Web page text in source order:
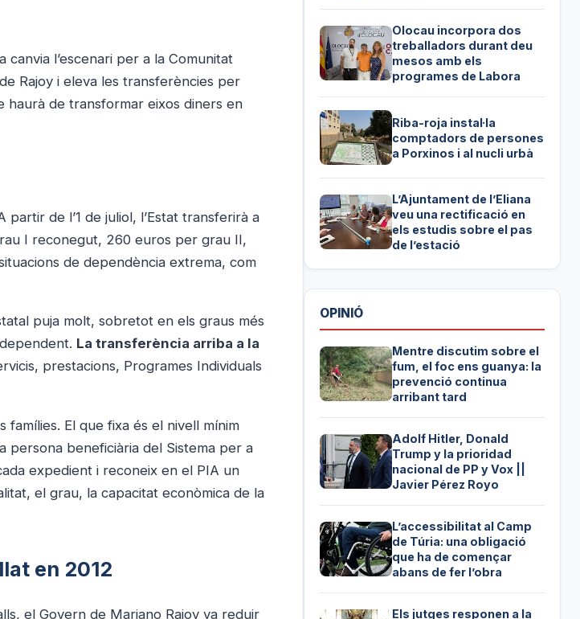
l’escenari per a la Comunitat
Rajoy i eleva les transferències per
haurà de transformar eixos diners en
de l’1 de juliol, l’Estat transferirà a
I reconegut, 260 euros per grau II,
de dependència extrema, com
puja molt, sobretot en els graus més
La transferència arriba a la
prestacions, Programes Individuals
El que fixa és el nivell mínim
persona beneficiària del Sistema per a
expedient i reconeix en el PIA un
el grau, la capacitat econòmica de la
en 2012
el Govern de Mariano Rajoy va reduir
Olocau incorpora dos
treballadors durant deu
mesos amb els
programes de Labora
Riba-roja instal·la
comptadors de persones
a Porxinos i al nucli urbà
L’Ajuntament de l’Eliana
veu una rectificació en
els estudis sobre el pas
de l’estació
OPINIÓ
Mentre discutim sobre el
fum, el foc ens guanya: la
prevenció continua
arribant tard
Adolf Hitler, Donald
Trump y la prioridad
nacional de PP y Vox ||
Javier Pérez Royo
L’accessibilitat al Camp
de Túria: una obligació
que ha de començar
abans de fer l’obra
Els jutges responen a la